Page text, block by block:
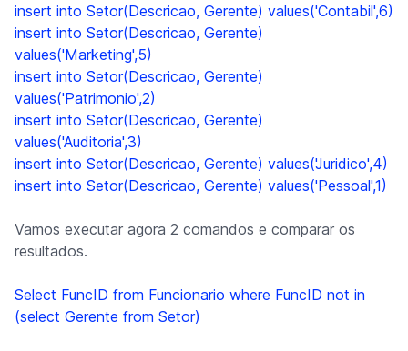
insert into Setor(Descricao, Gerente) values('Contabil',6)
insert into Setor(Descricao, Gerente)
values('Marketing',5)
insert into Setor(Descricao, Gerente)
values('Patrimonio',2)
insert into Setor(Descricao, Gerente)
values('Auditoria',3)
insert into Setor(Descricao, Gerente) values('Juridico',4)
insert into Setor(Descricao, Gerente) values('Pessoal',1)
Vamos executar agora 2 comandos e comparar os
resultados.
Select FuncID from Funcionario where FuncID not in
(select Gerente from Setor)